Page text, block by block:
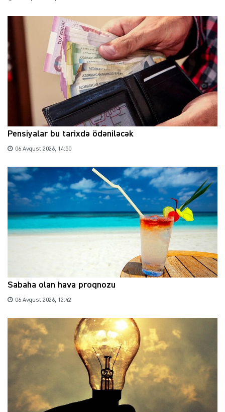
Pensiyalar bu tarixdə ödəniləcək
06 Avqust 2026, 14:50
Sabaha olan hava proqnozu
06 Avqust 2026, 12:42